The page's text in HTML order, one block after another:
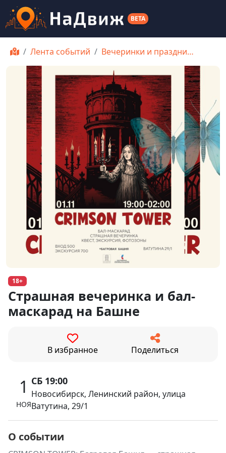
BETA
Лента событий Вечеринки и праздни…
18+
Страшная вечеринка и бал-
маскарад на Башне
В избранное Поделиться
1
НОЯ
СБ 19:00
Новосибирск, Ленинский район, улица
Ватутина, 29/1
О событии